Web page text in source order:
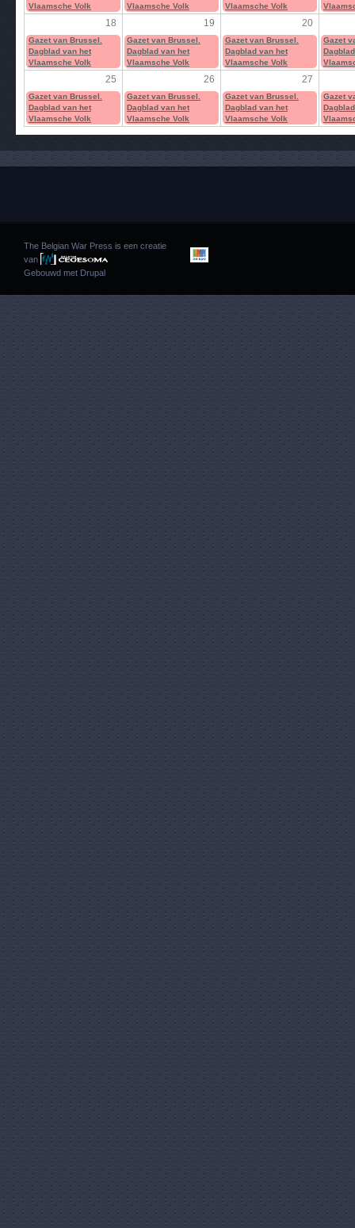
Vlaamsche Volk
Vlaamsche Volk
Vlaamsche Volk
18 19 20
Gazet van Brussel.
Dagblad van het
Vlaamsche Volk
Gazet van Brussel.
Dagblad van het
Vlaamsche Volk
Gazet van Brussel.
Dagblad van het
Vlaamsche Volk
Gazet
25 26 27
Gazet van Brussel.
Dagblad van het
Vlaamsche Volk
Gazet van Brussel.
Dagblad van het
Vlaamsche Volk
Gazet van Brussel.
Dagblad van het
Vlaamsche Volk
Gazet
The Belgian War Press is een creatie
van
Gebouwd met Drupal